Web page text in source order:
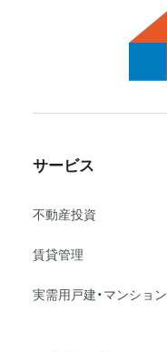
サービス
不動産投資
賃貸管理
実需用戸建・マンション